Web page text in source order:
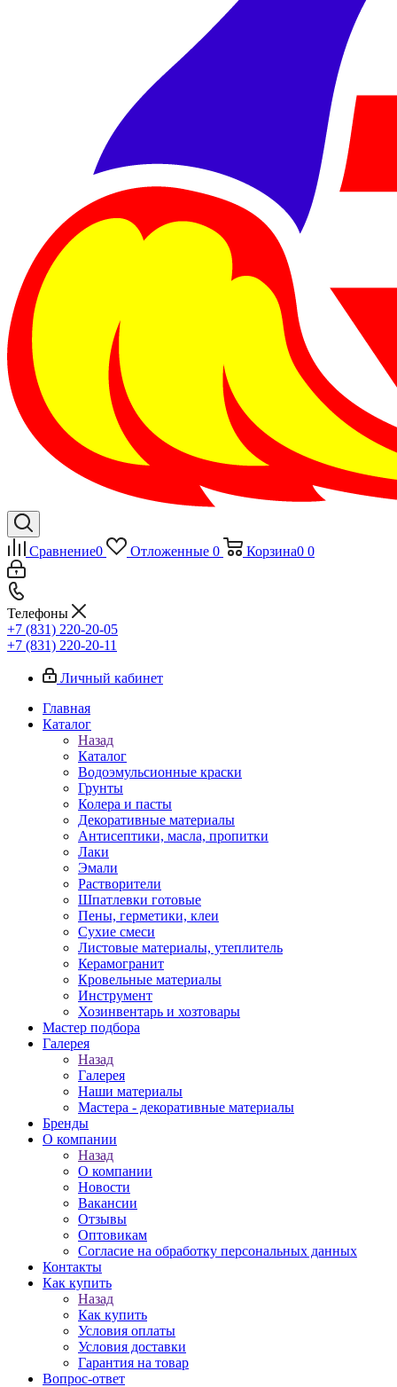
Сравнение0 Отложенные 0 Корзина0 0
Телефоны
+7 (831) 220-20-05
+7 (831) 220-20-11
Личный кабинет
Главная
Каталог
Назад
Каталог
Водоэмульсионные краски
Грунты
Колера и пасты
Декоративные материалы
Антисептики, масла, пропитки
Лаки
Эмали
Растворители
Шпатлевки готовые
Пены, герметики, клеи
Сухие смеси
Листовые материалы, утеплитель
Керамогранит
Кровельные материалы
Инструмент
Хозинвентарь и хозтовары
Мастер подбора
Галерея
Назад
Галерея
Наши материалы
Мастера - декоративные материалы
Бренды
О компании
Назад
О компании
Новости
Вакансии
Отзывы
Оптовикам
Cогласие на обработку персональных данных
Контакты
Как купить
Назад
Как купить
Условия оплаты
Условия доставки
Гарантия на товар
Вопрос-ответ